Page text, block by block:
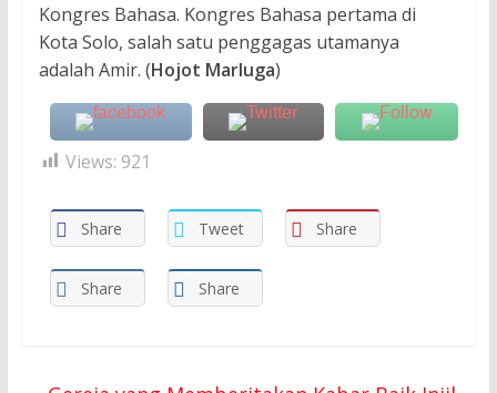
Kongres Bahasa. Kongres Bahasa pertama di
Kota Solo, salah satu penggagas utamanya
adalah Amir. (Hojot Marluga)
Views: 921
Share Tweet Share
Share Share